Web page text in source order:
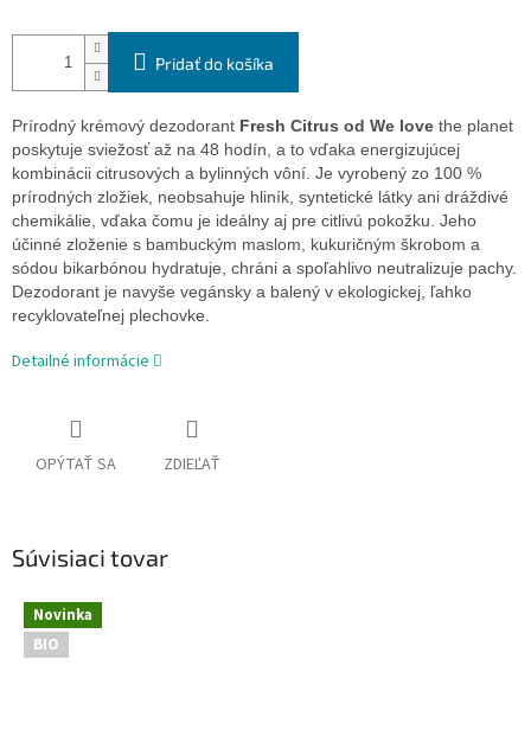
Pridať do košíka
Prírodný krémový dezodorant Fresh Citrus od We love the planet
poskytuje sviežosť až na 48 hodín, a to vďaka energizujúcej
kombinácii citrusových a bylinných vôní. Je vyrobený zo 100 %
prírodných zložiek, neobsahuje hliník, syntetické látky ani dráždivé
chemikálie, vďaka čomu je ideálny aj pre citlivú pokožku. Jeho
účinné zloženie s bambuckým maslom, kukuričným škrobom a
sódou bikarbónou hydratuje, chráni a spoľahlivo neutralizuje pachy.
Dezodorant je navyše vegánsky a balený v ekologickej, ľahko
recyklovateľnej plechovke.
Detailné informácie
OPÝTAŤ SA ZDIEĽAŤ
Súvisiaci tovar
Novinka
BIO